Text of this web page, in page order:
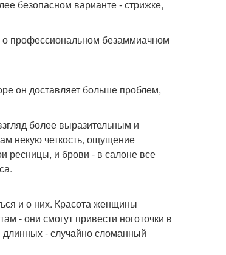
безопасном варианте - стрижке,
о профессиональном безаммиачном
он доставляет больше проблем,
более выразительным и
некую четкость, ощущение
ресницы, и брови - в салоне все
и о них. Красота женщины
- они смогут привести ноготочки в
- случайно сломанный